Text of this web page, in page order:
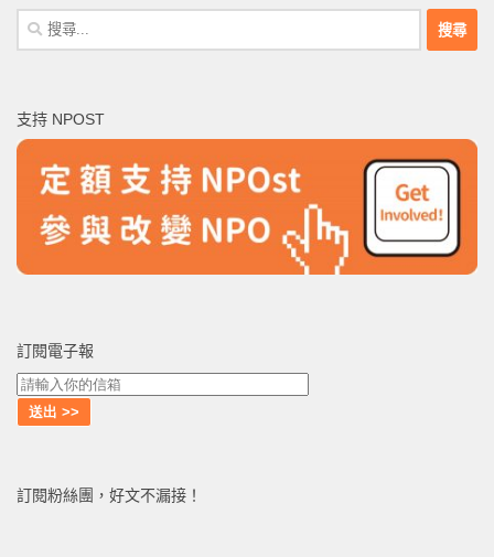
搜
尋
字:
支持 NPOST
訂閱電子報
訂閱粉絲團，好文不漏接！